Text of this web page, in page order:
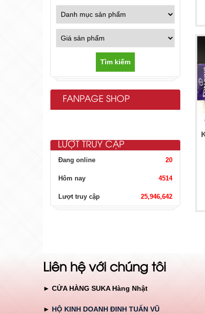
Tìm kiếm
FANPAGE SHOP
LƯỢT TRUY CẬP
Đang online 20
Hôm nay 4514
Lượt truy cập 25,946,642
Liên hệ với chúng tôi
► CỬA HÀNG SUKA Hàng Nhật
► HỘ KINH DOANH ĐINH TUẤN VŨ